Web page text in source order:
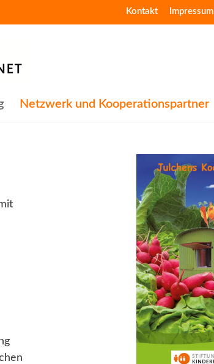
Kontakt Impressum
Netzwerk und Kooperationspartner